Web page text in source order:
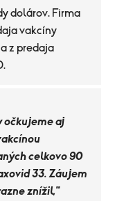
dolárov. Firma
vakcíny
z predaja
očkujeme aj
celkovo 90
33. Záujem
znížil,"